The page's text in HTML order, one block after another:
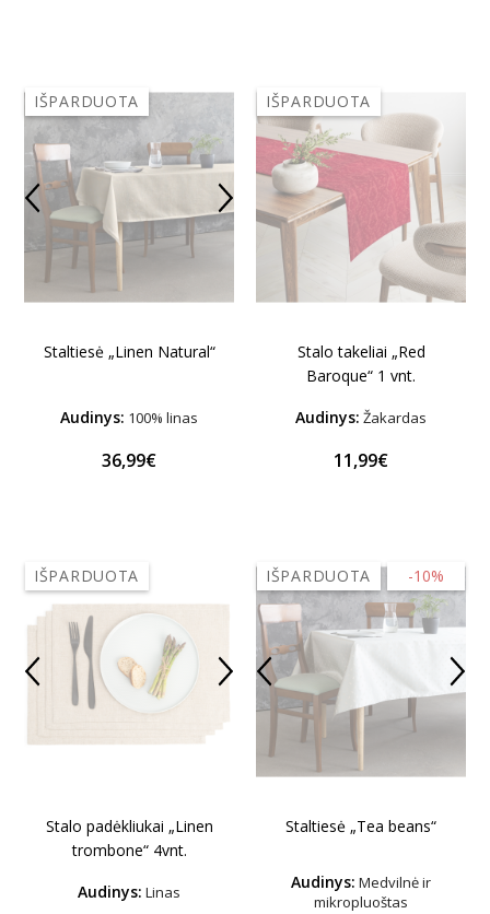
IŠPARDUOTA
Staltiesė „Linen Natural“
Audinys: 100% linas
36,99€
IŠPARDUOTA
Stalo takeliai „Red
Baroque“ 1 vnt.
Audinys: Žakardas
11,99€
IŠPARDUOTA
Stalo padėkliukai „Linen
trombone“ 4vnt.
Audinys: Linas
-10%
IŠPARDUOTA
Staltiesė „Tea beans“
Audinys: Medvilnė ir
mikropluoštas